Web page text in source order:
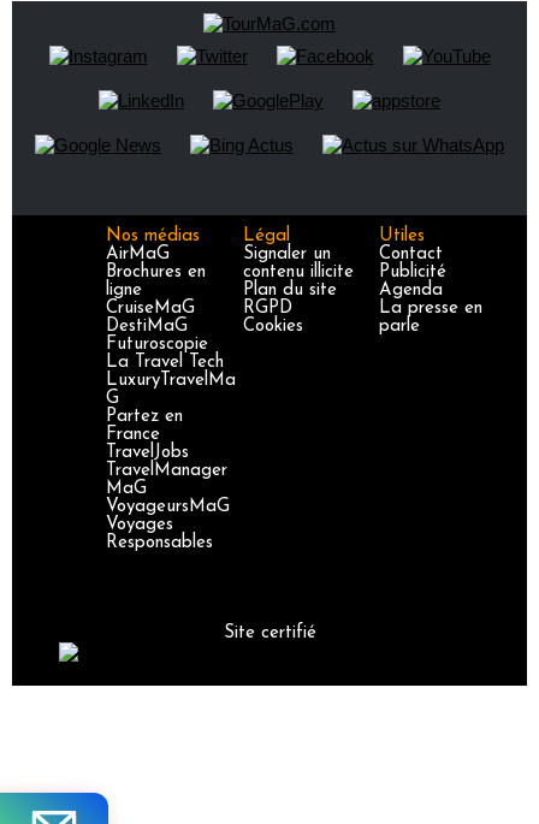
Nos médias
AirMaG
Brochures en
ligne
CruiseMaG
DestiMaG
Futuroscopie
La Travel Tech
LuxuryTravelMa
G
Partez en
France
TravelJobs
TravelManager
MaG
VoyageursMaG
Voyages
Responsables
Légal
Signaler un
contenu illicite
Plan du site
RGPD
Cookies
Utiles
Contact
Publicité
Agenda
La presse en
parle
Site certifié